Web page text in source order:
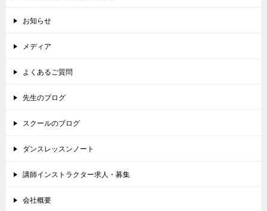
お知らせ
メディア
よくあるご質問
先生のブログ
スクールのブログ
ダンスレッスンノート
講師インストラクター求人・募集
会社概要